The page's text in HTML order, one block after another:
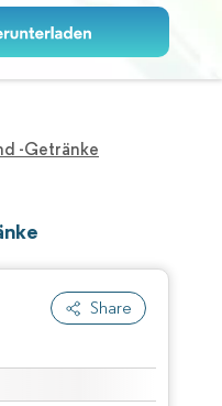
-Getränke
Share